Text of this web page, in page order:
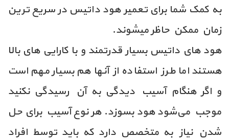
به کمک شما برای تعمیر هود داتیس در سریع ترین
زمان ممکن حاظر میشوند.
هود های داتیس بسیار قدرتمند و با کارایی های بالا
هستند اما طرز استفاده از آنها هم بسیار مهم است
و اگر هنگام آسیب دیدگی به آن رسیدگی نکنید
موجب می‌شود هود بسوزد. هر نوع آسیب برای حل
شدن نیاز به متخصص دارد که باید توسط افراد